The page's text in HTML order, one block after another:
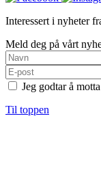
Interessert i nyheter
Meld deg på vårt
Jeg godtar å
Til toppen